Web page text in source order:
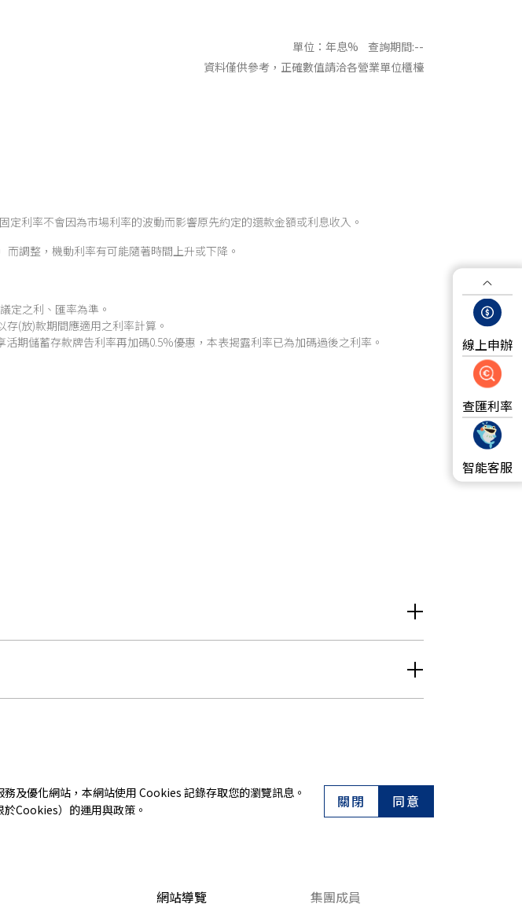
線上申辦
查匯利率
智能客服
單位：年息%
查詢期間:--
資料僅供參考，正確數值請洽各營業單位櫃檯
利率不會因為市場利率的波動而影響原先約定的還款金額或利息收入。
調整，機動利率有可能隨著時間上升或下降。
定之利、匯率為準。
(放)款期間應適用之利率計算。
期儲蓄存款牌告利率再加碼0.5%優惠，本表揭露利率已為加碼過後之利率。
及優化網站，本網站使用 Cookies 記錄存取您的瀏覽訊息。
Cookies）的運用與政策。
關閉 同意
網站導覽
集團成員